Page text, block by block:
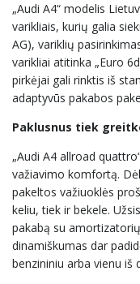
„Audi A4“ modelis
varikliais, kurių galia
AG), variklių
varikliai atitinka „Euro
pirkėjai gali rinktis iš
adaptyvūs pakabos
Paklusnus tiek
„Audi A4 allroad
važiavimo komfortą.
pakeltos važiuoklės
keliu, tiek ir bekele.
pakabą su
dinamiškumas dar
benzininiu arba vienu iš